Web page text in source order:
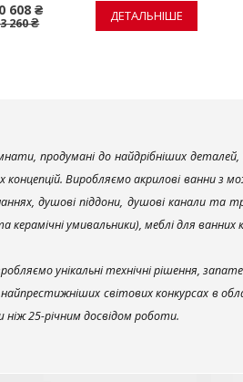
608 ₴
260 ₴ ДЕТАЛЬНІШЕ
продумані до найдрібніших
концепцій. Виробляємо акрилові ванни
душові піддони, душові канали та
керамічні умивальники), меблі для
унікальні технічні рішення,
світових конкурсах в
ніж 25-річним досвідом роботи.